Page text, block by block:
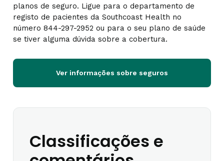
planos de seguro. Ligue para o departamento de
registo de pacientes da Southcoast Health no
número 844-297-2952 ou para o seu plano de saúde
se tiver alguma dúvida sobre a cobertura.
Ver informações sobre seguros
Classificações e